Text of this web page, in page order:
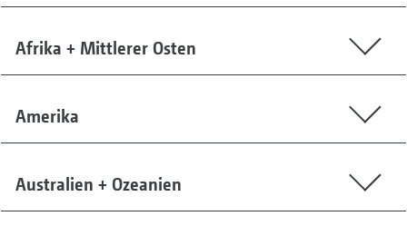
Afrika + Mittlerer Osten
Amerika
Australien + Ozeanien